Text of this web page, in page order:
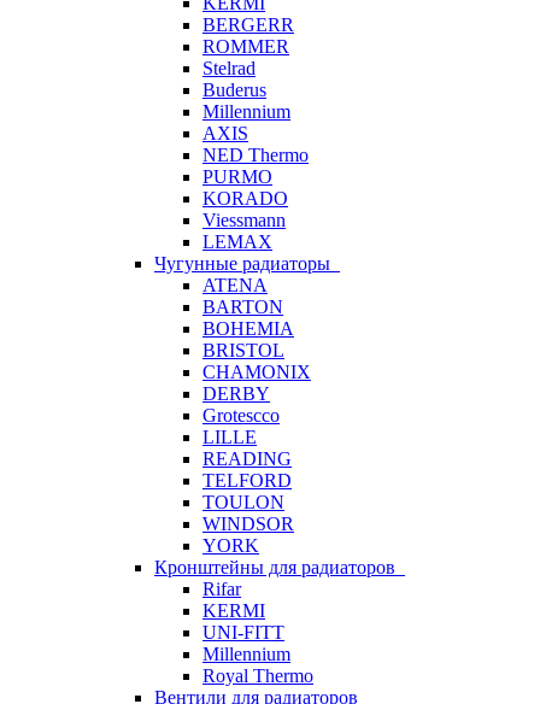
BERGERR
ROMMER
Stelrad
Buderus
Millennium
AXIS
NED Thermo
PURMO
KORADO
Viessmann
LEMAX
Чугунные радиаторы
ATENA
BARTON
BOHEMIA
BRISTOL
CHAMONIX
DERBY
Grotescco
LILLE
READING
TELFORD
TOULON
WINDSOR
YORK
Кронштейны для радиаторов
Rifar
KERMI
UNI-FITT
Millennium
Royal Thermo
Вентили для радиаторов